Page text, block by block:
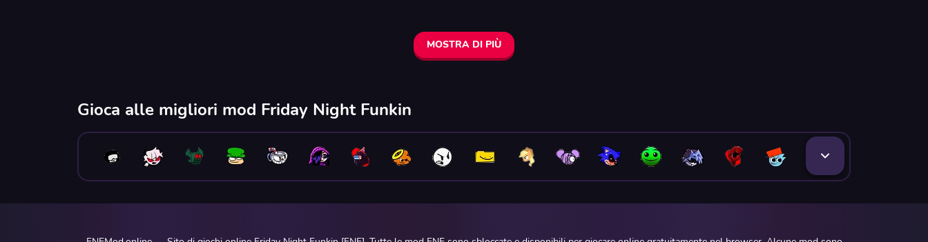
MOSTRA DI PIÙ
Gioca alle migliori mod Friday Night Funkin